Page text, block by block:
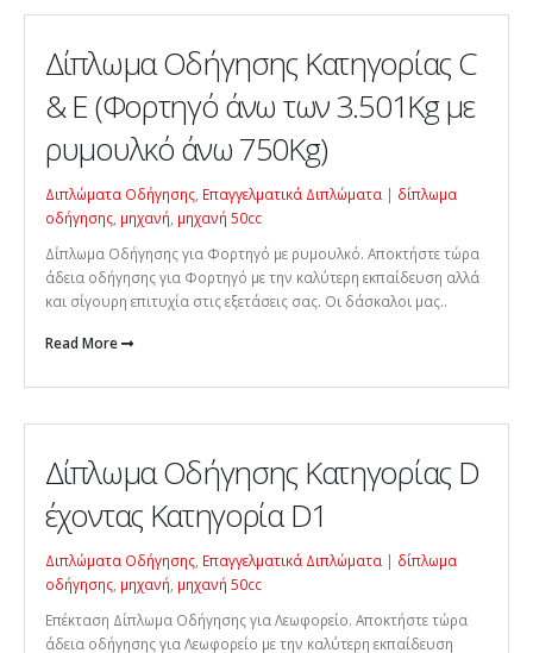
Δίπλωμα Οδήγησης Κατηγορίας C
& Ε (Φορτηγό άνω των 3.501Kg με
ρυμουλκό άνω 750Kg)
Διπλώματα Οδήγησης Επαγγελματικά Διπλώματα | δίπλωμα
οδήγησης μηχανή μηχανή 50cc
Δίπλωμα Οδήγησης για Φορτηγό με ρυμουλκό. Αποκτήστε τώρα
άδεια οδήγησης για Φορτηγό με την καλύτερη εκπαίδευση αλλά
και σίγουρη επιτυχία στις εξετάσεις σας. Οι δάσκαλοι μας..
Read More
Δίπλωμα Οδήγησης Κατηγορίας D
έχοντας Κατηγορία D1
Διπλώματα Οδήγησης Επαγγελματικά Διπλώματα | δίπλωμα
οδήγησης μηχανή μηχανή 50cc
Επέκταση Δίπλωμα Οδήγησης για Λεωφορείο. Αποκτήστε τώρα
άδεια οδήγησης για Λεωφορείο με την καλύτερη εκπαίδευση